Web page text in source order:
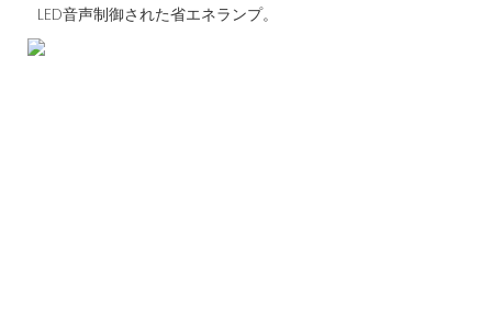
LED音声制御された省エネランプ。